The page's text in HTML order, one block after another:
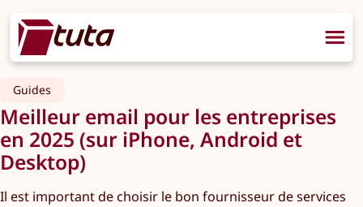
Guides
Meilleur email pour les entreprises
en 2025 (sur iPhone, Android et
Desktop)
Il est important de choisir le bon fournisseur de services